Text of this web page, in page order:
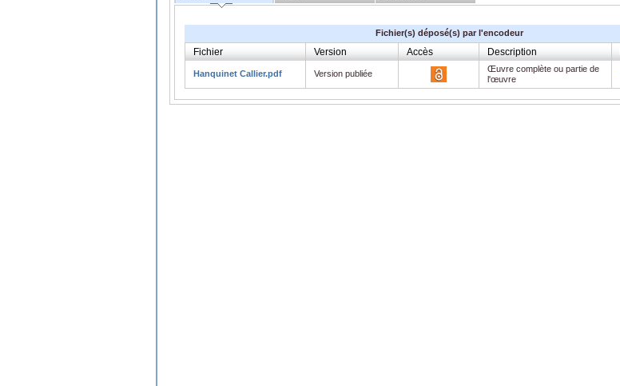
Fichier(s) déposé(s) par l'encodeur
Fichier Version Accès Description
Hanquinet Callier.pdf Version publiée
Œuvre complète ou partie de
l'œuvre